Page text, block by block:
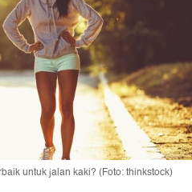
untuk jalan kaki? (Foto: thinkstock)